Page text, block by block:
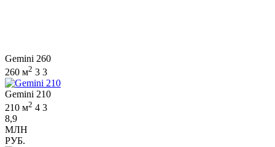
Gemini 260
260 м2 3 3
Gemini 210
210 м2 4 3
8,9
МЛН
РУБ.